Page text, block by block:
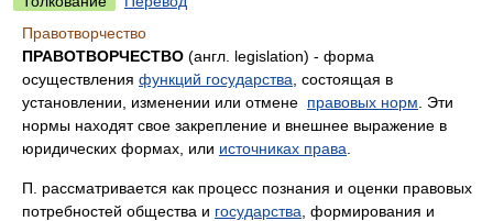
Правотворчество
ПРАВОТВОРЧЕСТВО (англ. legislation) - форма
осуществления функций государства , состоящая в
установлении, изменении или отмене правовых норм . Эти
нормы находят свое закрепление и внешнее выражение в
юридических формах, или источниках права
П. рассматривается как процесс познания и оценки правовых
потребностей общества и государства , формирования и